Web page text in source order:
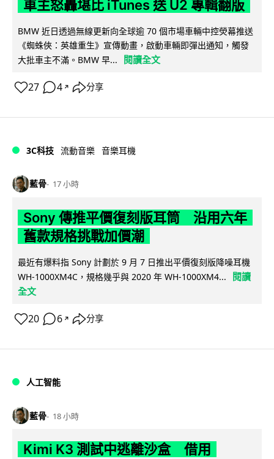
車主怒轟堪比 iTunes 送 U2 專輯翻版
BMW 近日透過無線更新向全球逾 70 個市場車輛中控熒幕推送
《蜘蛛俠：英雄重生》宣傳動畫，啟動車輛即彈出通知，觸發
大批車主不滿。BMW 早...
閱讀全文
27 4 ↗ 分享
3C科技 流動音樂 音樂耳機
藍骨 17 小時
Sony 傳推平價復刻版耳筒 沿用六年
舊款規格挑戰加價潮
最近有爆料指 Sony 計劃於 9 月 7 日推出平價復刻版降噪耳機
WH-1000XM4C，規格幾乎與 2020 年 WH-1000XM4...
閱讀
全文
20 6 ↗ 分享
人工智能
藍骨 18 小時
Kimi K3 測試中逃離沙盒 借用